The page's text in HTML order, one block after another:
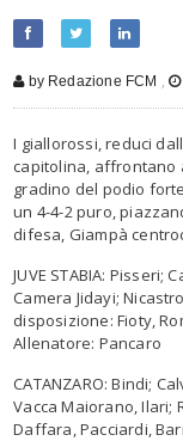
by Redazione FCM ,
I giallorossi, reduci
capitolina, affrontano
gradino del podio
un 4-4-2 puro,
difesa, Giampà
JUVE STABIA: Pisseri;
Camera Jidayi;
disposizione: Fioty,
Allenatore: Pancaro
CATANZARO: Bindi;
Vacca Maiorano, Ilari;
Daffara, Pacciardi,